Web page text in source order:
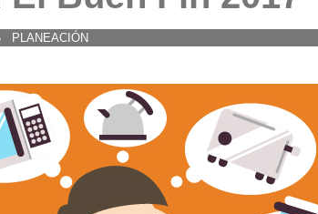
PLANEACIÓN